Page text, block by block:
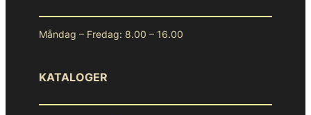
Måndag – Fredag: 8.00 – 16.00
KATALOGER